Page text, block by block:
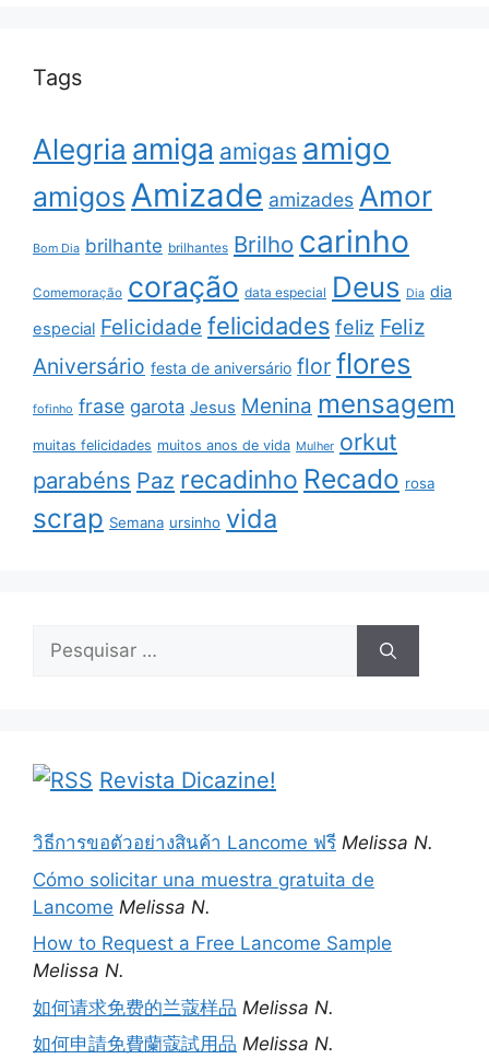
Tags
Alegria amiga amigas amigo
amigos Amizade amizades Amor
Bom Dia brilhante brilhantes Brilho carinho
Comemoração coração data especial Deus Dia dia
especial Felicidade felicidades feliz Feliz
Aniversário festa de aniversário flor flores
fofinho frase garota Jesus Menina mensagem
muitas felicidades muitos anos de vida Mulher orkut
parabéns Paz recadinho Recado rosa
scrap Semana ursinho vida
Pesquisar
Revista Dicazine!
วิธีการขอตัวอย่างสินค้า Lancome ฟรี Melissa N.
Cómo solicitar una muestra gratuita de
Lancome Melissa N.
How to Request a Free Lancome Sample
Melissa N.
如何请求免费的兰蔻样品 Melissa N.
如何申請免費蘭蔻試用品 Melissa N.